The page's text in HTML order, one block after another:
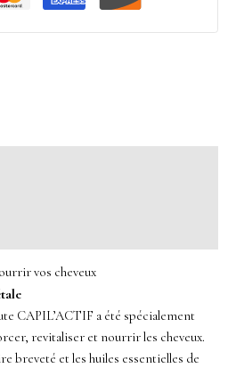
vos cheveux
CAPIL’ACTIF a été spécialement
revitaliser et nourrir les cheveux.
breveté et les huiles essentielles de